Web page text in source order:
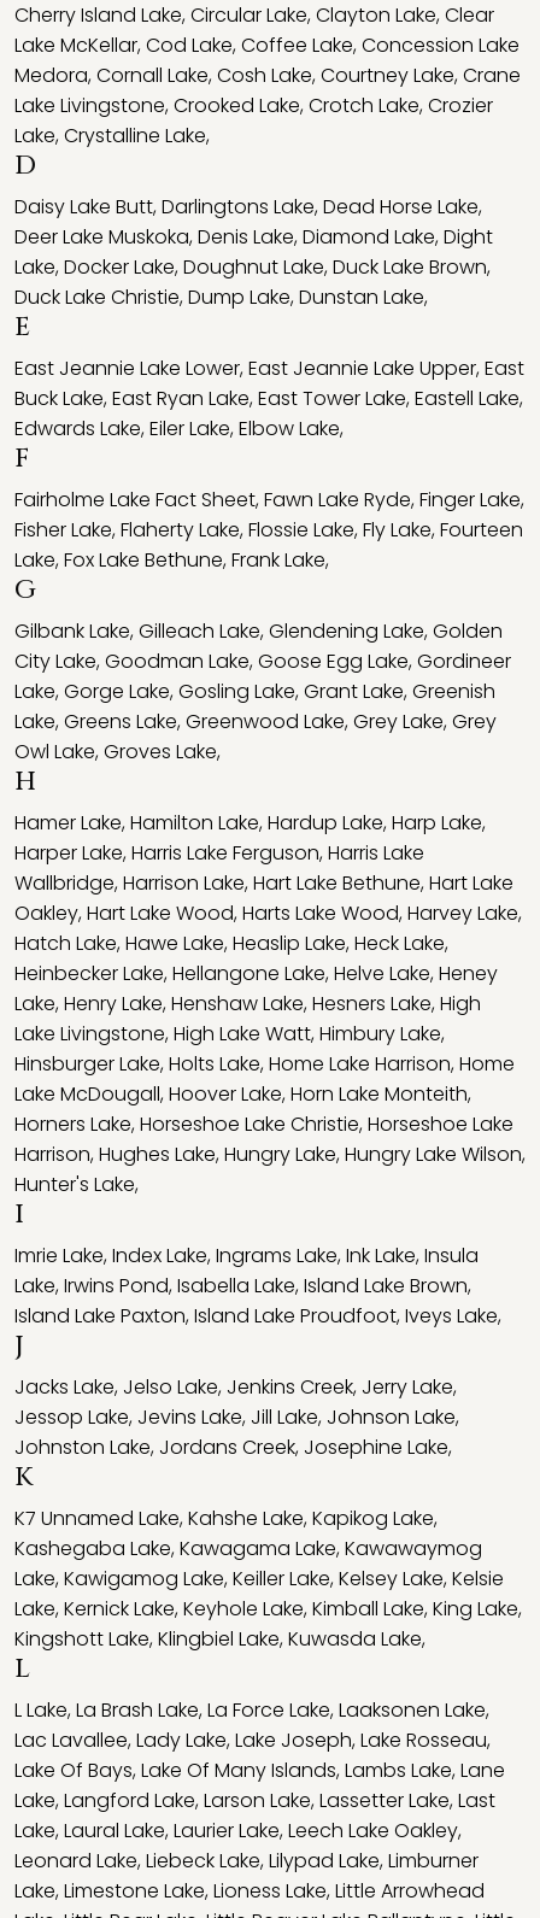
Cherry Island Lake,Circular Lake,Clayton Lake,Clear
Lake McKellar,Cod Lake,Coffee Lake,Concession Lake
Medora,Cornall Lake,Cosh Lake,Courtney Lake,Crane
Lake Livingstone,Crooked Lake,Crotch Lake,Crozier
Lake,Crystalline Lake,
D
Daisy Lake Butt,Darlingtons Lake,Dead Horse Lake,
Deer Lake Muskoka,Denis Lake,Diamond Lake,Dight
Lake,Docker Lake,Doughnut Lake,Duck Lake Brown,
Duck Lake Christie,Dump Lake,Dunstan Lake,
E
East Jeannie Lake Lower,East Jeannie Lake Upper,East
Buck Lake,East Ryan Lake,East Tower Lake,Eastell Lake,
Edwards Lake,Eiler Lake,Elbow Lake,
F
Fairholme Lake Fact Sheet,Fawn Lake Ryde,Finger Lake,
Fisher Lake,Flaherty Lake,Flossie Lake,Fly Lake,Fourteen
Lake,Fox Lake Bethune,Frank Lake,
G
Gilbank Lake,Gilleach Lake,Glendening Lake,Golden
City Lake,Goodman Lake,Goose Egg Lake,Gordineer
Lake,Gorge Lake,Gosling Lake,Grant Lake,Greenish
Lake,Greens Lake,Greenwood Lake,Grey Lake,Grey
Owl Lake,Groves Lake,
H
Hamer Lake,Hamilton Lake,Hardup Lake,Harp Lake,
Harper Lake,Harris Lake Ferguson,Harris Lake
Wallbridge,Harrison Lake,Hart Lake Bethune,Hart Lake
Oakley,Hart Lake Wood,Harts Lake Wood,Harvey Lake,
Hatch Lake,Hawe Lake,Heaslip Lake,Heck Lake,
Heinbecker Lake,Hellangone Lake,Helve Lake,Heney
Lake,Henry Lake,Henshaw Lake,Hesners Lake,High
Lake Livingstone,High Lake Watt,Himbury Lake,
Hinsburger Lake,Holts Lake,Home Lake Harrison,Home
Lake McDougall,Hoover Lake,Horn Lake Monteith,
Horners Lake,Horseshoe Lake Christie,Horseshoe Lake
Harrison,Hughes Lake,Hungry Lake,Hungry Lake Wilson,
Hunter's Lake,
I
Imrie Lake,Index Lake,Ingrams Lake,Ink Lake,Insula
Lake,Irwins Pond,Isabella Lake,Island Lake Brown,
Island Lake Paxton,Island Lake Proudfoot,Iveys Lake,
J
Jacks Lake, Jelso Lake, Jenkins Creek, Jerry Lake,
Jessop Lake, Jevins Lake, Jill Lake, Johnson Lake,
Johnston Lake, Jordans Creek, Josephine Lake,
K
K7 Unnamed Lake,Kahshe Lake,Kapikog Lake,
Kashegaba Lake,Kawagama Lake,Kawawaymog
Lake,Kawigamog Lake,Keiller Lake,Kelsey Lake,Kelsie
Lake,Kernick Lake,Keyhole Lake,Kimball Lake,King Lake,
Kingshott Lake,Klingbiel Lake,Kuwasda Lake,
L
L Lake,La Brash Lake,La Force Lake,Laaksonen Lake,
Lac Lavallee,Lady Lake,Lake Joseph,Lake Rosseau,
Lake Of Bays,Lake Of Many Islands,Lambs Lake,Lane
Lake,Langford Lake,Larson Lake,Lassetter Lake,Last
Lake,Laural Lake,Laurier Lake,Leech Lake Oakley,
Leonard Lake,Liebeck Lake,Lilypad Lake,Limburner
Lake,Limestone Lake,Lioness Lake,Little Arrowhead